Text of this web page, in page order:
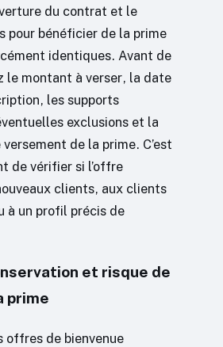
du contrat et le
pour bénéficier de la prime
identiques. Avant de
le montant à verser, la date
les supports
exclusions et la
de la prime. C’est
de vérifier si l’offre
clients, aux clients
à un profil précis de
et risque de
prime
offres de bienvenue